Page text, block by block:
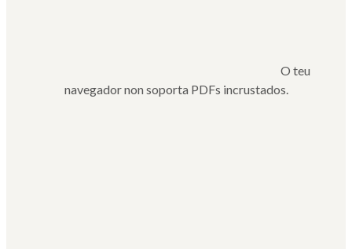
O teu
navegador non soporta PDFs incrustados.